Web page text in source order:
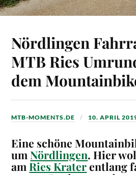
Nördlingen
MTB Ries
dem
MTB-MOMENTS.DE 10. APRIL
Eine schöne
um Nördlingen. Hier
am Ries Kraterentlang